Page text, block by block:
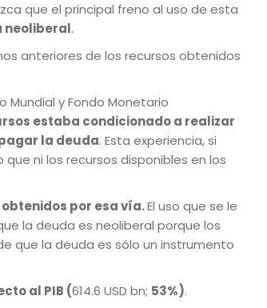
que el principal freno al uso de esta
neoliberal.
anteriores de los recursos obtenidos
y Fondo Monetario
estaba condicionado a realizar
la deuda. Esta experiencia, si
ni los recursos disponibles en los
por esa vía.El uso que se le
la deuda es neoliberal porque los
que la deuda es sólo un instrumento
al PIB (614.6 USD bn; 53%).